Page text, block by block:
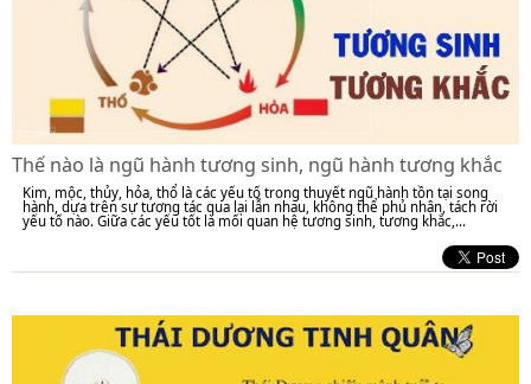
Thế nào là ngũ hành tương sinh, ngũ hành tương khắc
Kim, mộc, thủy, hỏa, thổ là các yếu tố trong thuyết ngũ hành tồn tại song
hành, dựa trên sự tương tác qua lại lẫn nhau, không thể phủ nhận, tách rời
yếu tố nào. Giữa các yếu tốt là mối quan hệ tương sinh, tương khắc,...